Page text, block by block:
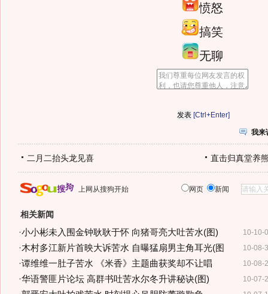
愤怒
搞笑
无聊
[Ctrl+Enter]
我来
二月二抬头龙见喜 直击归真堂养
上网从搜狗开始 网页 新闻
相关新闻
10-10-
·小小彬未入围金钟耿耿于怀 向猪哥亮大吐苦水(图)
10-08-
·木村多江新片首映大诉苦水 自曝猛扇男主角耳光(图
10-08-
·谭维维一肚子苦水 《米香》主题曲获奖却不让唱
10-07-
·华语警匪片论坛 高群书吐苦水尔冬升讲秘诀(图)